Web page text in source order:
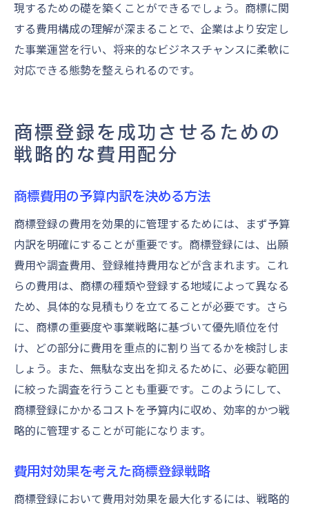
現するための礎を築くことができるでしょう。商標に関
する費用構成の理解が深まることで、企業はより安定し
た事業運営を行い、将来的なビジネスチャンスに柔軟に
対応できる態勢を整えられるのです。
商標登録を成功させるための
戦略的な費用配分
商標費用の予算内訳を決める方法
商標登録の費用を効果的に管理するためには、まず予算
内訳を明確にすることが重要です。商標登録には、出願
費用や調査費用、登録維持費用などが含まれます。これ
らの費用は、商標の種類や登録する地域によって異なる
ため、具体的な見積もりを立てることが必要です。さら
に、商標の重要度や事業戦略に基づいて優先順位を付
け、どの部分に費用を重点的に割り当てるかを検討しま
しょう。また、無駄な支出を抑えるために、必要な範囲
に絞った調査を行うことも重要です。このようにして、
商標登録にかかるコストを予算内に収め、効率的かつ戦
略的に管理することが可能になります。
費用対効果を考えた商標登録戦略
商標登録において費用対効果を最大化するには、戦略的